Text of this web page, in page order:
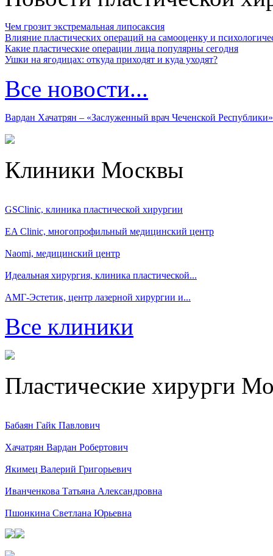
Чем грозит экстремальная липосаксия
Влияние пластических операций на самооценку и
Какие пластические операции лица популярны сегодня
Ушки на ягодицах: откуда приходят и куда уходят?
Все новости...
Вардан Хачатрян – «Заслуженный врач Чеченской Республики»
Клиники Москвы
GSClinic, клиника пластической хирургии
EA Clinic, многопрофильный медицинский центр
Naomi, медицинский центр
Идеальная хирургия, клиника пластической...
АМГ-Эстетик, центр лазерной хирургии и...
Все клиники
Пластические хирурги
Бабаян Гайк Павлович
Хачатрян Вардан Робертович
Якимец Валерий Григорьевич
Иванченкова Татьяна Александровна
Пшонкина Светлана Юрьевна